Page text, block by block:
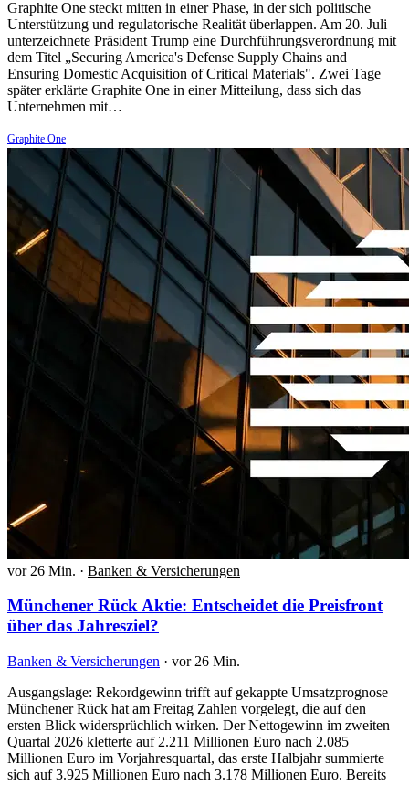
Graphite One steckt mitten in einer Phase, in der sich politische
Unterstützung und regulatorische Realität überlappen. Am 20. Juli
unterzeichnete Präsident Trump eine Durchführungsverordnung mit
dem Titel „Securing America's Defense Supply Chains and
Ensuring Domestic Acquisition of Critical Materials". Zwei Tage
später erklärte Graphite One in einer Mitteilung, dass sich das
Unternehmen mit…
Graphite One
vor 26 Min. · Banken & Versicherungen
Münchener Rück Aktie: Entscheidet die Preisfront
über das Jahresziel?
Banken & Versicherungen · vor 26 Min.
Ausgangslage: Rekordgewinn trifft auf gekappte Umsatzprognose
Münchener Rück hat am Freitag Zahlen vorgelegt, die auf den
ersten Blick widersprüchlich wirken. Der Nettogewinn im zweiten
Quartal 2026 kletterte auf 2.211 Millionen Euro nach 2.085
Millionen Euro im Vorjahresquartal, das erste Halbjahr summierte
sich auf 3.925 Millionen Euro nach 3.178 Millionen Euro. Bereits